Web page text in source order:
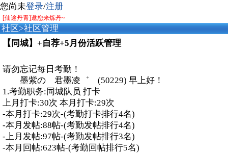
您尚未登录/注册
[仙途丹青]邀您来炼丹~
社区>社区管理
【同城】+自荐+5月份活跃管理
请勿忘记每日考勤！
墨紫の 君墨凌゛ (50229) 早上好！
1.考勤职务:同城队员 打卡
上月打卡:30次 本月打卡:29次
-本月打卡:29次-(考勤打卡排行4名)
-本月发帖:88帖-(考勤发帖排行4名)
-上月发帖:97帖-(考勤发帖排行3名)
-本月回帖:623帖-(考勤回帖排行5名)